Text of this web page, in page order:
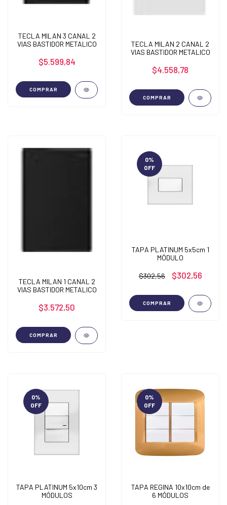
TECLA MILAN 3 CANAL 2
VIAS BASTIDOR METALICO
$5.599,84
COMPRAR
TECLA MILAN 2 CANAL 2
VIAS BASTIDOR METALICO
$4.558,78
COMPRAR
TECLA MILAN 1 CANAL 2
VIAS BASTIDOR METALICO
$3.572,50
COMPRAR
0%
OFF
TAPA PLATINUM 5x5cm 1
MÓDULO
$302,56 $302,56
COMPRAR
0%
OFF
TAPA PLATINUM 5x10cm 3
MÓDULOS
0%
OFF
TAPA REGINA 10x10cm de
6 MÓDULOS